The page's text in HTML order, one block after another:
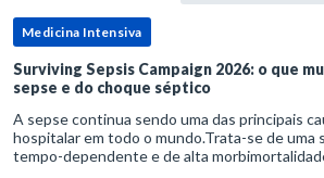
Medicina Intensiva
Surviving Sepsis Campaign 2026: o que
sepse e do choque séptico
A sepse continua sendo uma das principais
hospitalar em todo o mundo.Trata-se de uma
tempo-dependente e de alta